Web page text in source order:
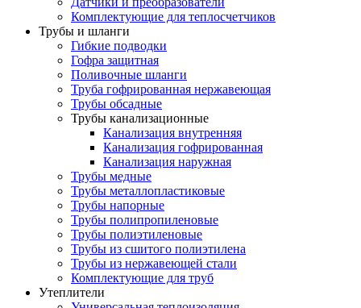
Комплектующие для теплосчетчиков
Трубы и шланги
Гибкие подводки
Гофра защитная
Поливочные шланги
Труба гофрированная нержавеющая
Трубы обсадные
Трубы канализационные
Канализация внутренняя
Канализация гофрированная
Канализация наружная
Трубы медные
Трубы металлопластиковые
Трубы напорные
Трубы полипропиленовые
Трубы полиэтиленовые
Трубы из сшитого полиэтилена
Трубы из нержавеющей стали
Комплектующие для труб
Утеплители